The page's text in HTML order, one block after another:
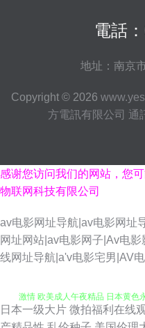
電話
地址：南京
Copyright © 2026
方電訊有限公司 通
感谢您访问我们的网站，您
物联网科技有限公司
av电影网址导航|av电影网址
网址网站|av电影网子|Av电
线网址导航|a'v电影宅男|AV
日本小a网站 狼友av影院 97久久
九一 欧美日韩精品国产 色色视
日本一级大片 微拍福利在线